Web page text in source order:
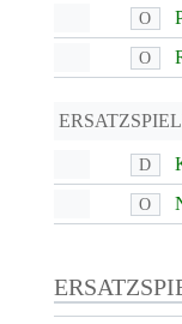
O
O
D
O